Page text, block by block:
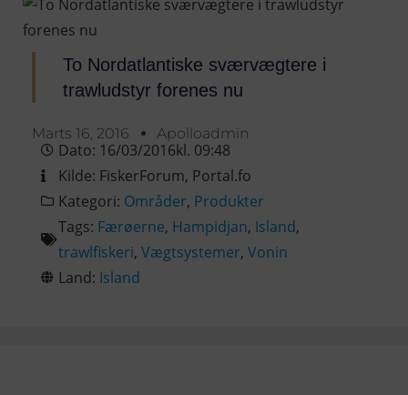
To Nordatlantiske sværvægtere i
trawludstyr forenes nu
Marts 16, 2016 Apolloadmin
Dato: 16/03/2016kl. 09:48
Kilde: FiskerForum, Portal.fo
Kategori: Områder, Produkter
Tags: Færøerne, Hampidjan, Island,
trawlfiskeri, Vægtsystemer, Vonin
Land: Island